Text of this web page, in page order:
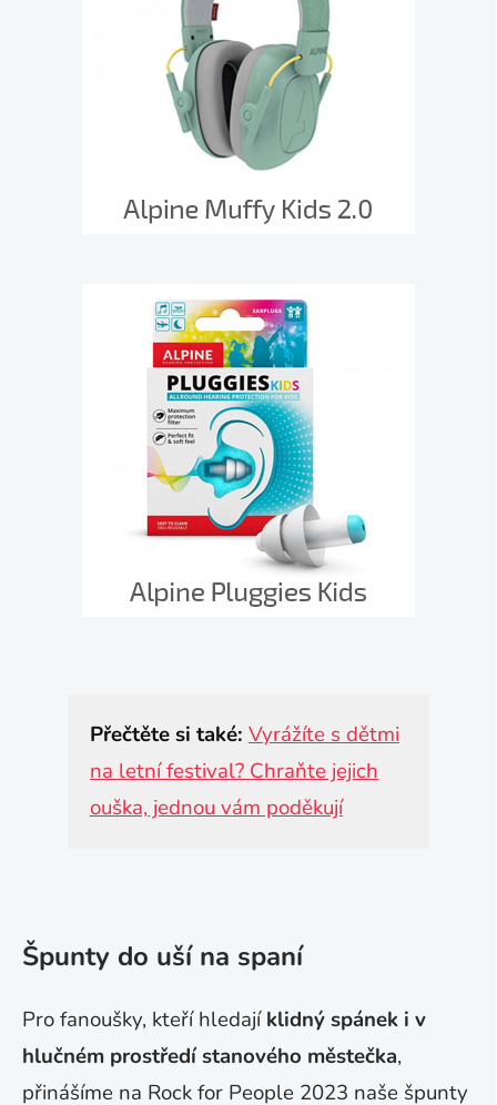
Přečtěte si také: Vyrážíte s dětmi
na letní festival? Chraňte jejich
ouška, jednou vám poděkují
Špunty do uší na spaní
Pro fanoušky, kteří hledajíklidný spánek i v
hlučném prostředí stanového městečka,
přinášíme na Rock for People 2023 naše špunty